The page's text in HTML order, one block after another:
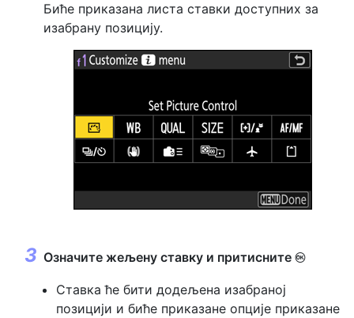
Биће приказана листа ставки доступних за
изабрану позицију.
Означите жељену ставку и притисните J
Ставка ће бити додељена изабраној
позицији и биће приказане опције приказане